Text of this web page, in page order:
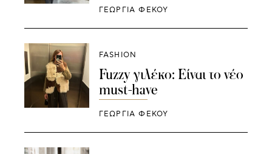
ΓΕΩΡΓΙΑ ΦΕΚΟΥ
FASHION
Fuzzy γιλέκο: Είναι το νέο
must-have
ΓΕΩΡΓΙΑ ΦΕΚΟΥ